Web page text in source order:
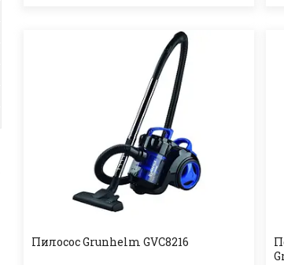
Пилосос Grunhelm GVC8216